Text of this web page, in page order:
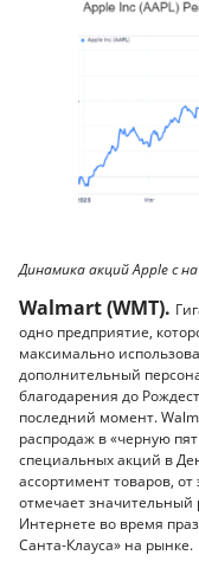
Динамика акций Apple с
Walmart (WMT).
одно предприятие,
максимально
дополнительный
благодарения до
последний момент.
распродаж в «черную
специальных акций в
ассортимент товаров,
отмечает значительный
Интернете во время
Санта-Клауса» на рынке.